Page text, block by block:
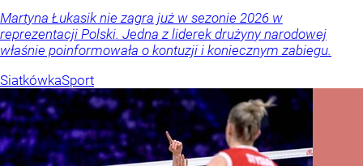
Martyna Łukasik nie zagra już w sezonie 2026 w
reprezentacji Polski. Jedna z liderek drużyny narodowej
właśnie poinformowała o kontuzji i koniecznym zabiegu.
SiatkówkaSport